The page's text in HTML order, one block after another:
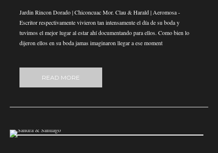
Jardin Rincon Dorado | Chiconcuac Mor. Clau & Harald | Aeromosa -
Escritor respectivamente vivieron tan intensamente el día de su boda y
tuvimos el mejor lugar al estar ahí documentando para ellos. Como bien lo
dijeron ellos en su boda jamas imaginaron llegar a ese moment
READ MORE